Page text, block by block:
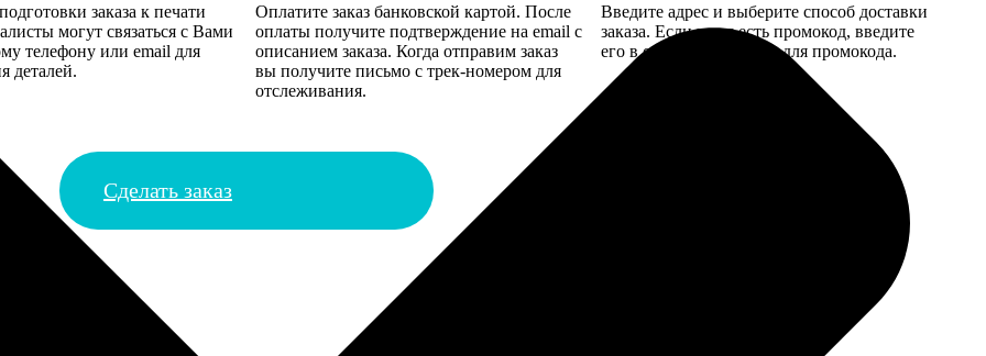
заказа к печати
могут связаться с Вами
телефону или email для
деталей.
Оплатите заказ банковской картой. После
оплаты получите подтверждение на email с
описанием заказа. Когда отправим заказ
вы получите письмо с трек-номером для
отслеживания.
Введите адрес и выберите способ доставки
заказа. Если у вас есть промокод, введите
его в специальное поле для промокода.
Сделать заказ